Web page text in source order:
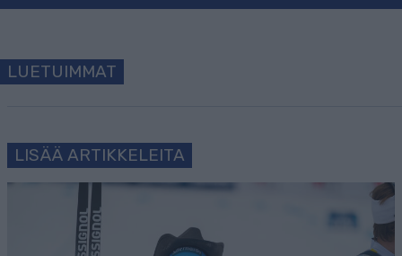
LUETUIMMAT
LISÄÄ ARTIKKELEITA